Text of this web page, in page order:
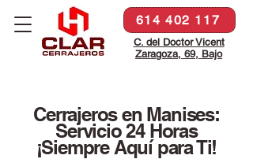
614 402 117
C. del Doctor Vicent
Zaragoza, 69, Bajo
Cerrajeros en Manises:
Servicio 24 Horas
¡Siempre Aquí para Ti!